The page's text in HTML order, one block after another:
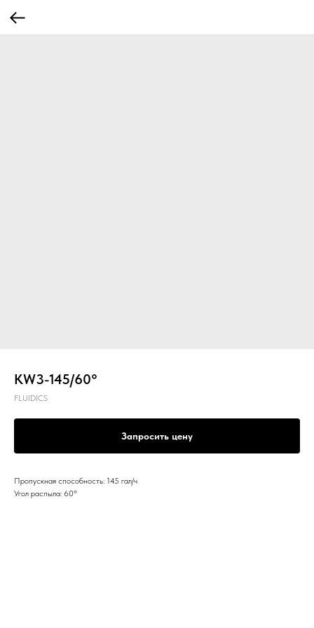
KW3-145/60°
FLUIDICS
Запросить цену
Пропускная способность: 145 гал/ч
Угол распыла: 60º